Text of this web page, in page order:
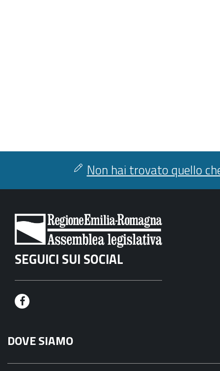
Non hai trovato quello
SEGUICI SUI SOCIAL
F
c
e
DOVE SIAMO